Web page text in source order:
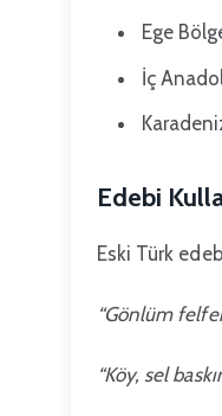
Ege
İç
Edebi
Eski Türk
“Gönlüm
“Köy, sel